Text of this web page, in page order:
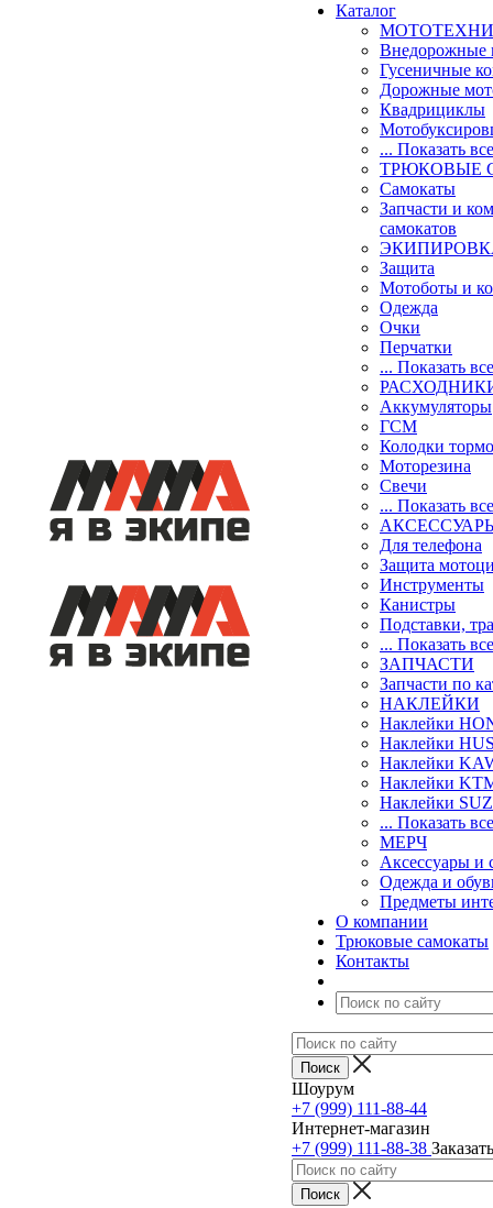
Каталог
Внедорожные
Гусеничные
Дорожные
Квадрициклы
... Показать все
ТРЮКОВЫЕ
Самокаты
Запчасти и
самокатов
Защита
Мотоботы и
Одежда
Очки
Перчатки
... Показать все
Аккумуляторы
ГСМ
Колодки
Моторезина
Свечи
... Показать все
Для телефона
Защита
Инструменты
Канистры
Подставки,
... Показать все
ЗАПЧАСТИ
Запчасти по
НАКЛЕЙКИ
Наклейки
Наклейки
Наклейки
Наклейки
Наклейки
... Показать все
МЕРЧ
Аксессуары и
Одежда и
Предметы
О компании
Трюковые самокаты
Контакты
Шоурум
+7 (999) 111-88-44
Интернет-магазин
+7 (999) 111-88-38